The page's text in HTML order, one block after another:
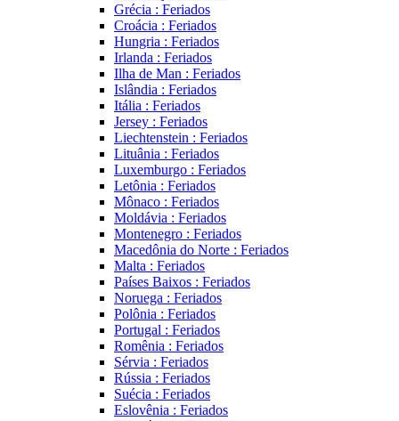
Grécia : Feriados
Croácia : Feriados
Hungria : Feriados
Irlanda : Feriados
Ilha de Man : Feriados
Islândia : Feriados
Itália : Feriados
Jersey : Feriados
Liechtenstein : Feriados
Lituânia : Feriados
Luxemburgo : Feriados
Letônia : Feriados
Mônaco : Feriados
Moldávia : Feriados
Montenegro : Feriados
Macedônia do Norte : Feriados
Malta : Feriados
Países Baixos : Feriados
Noruega : Feriados
Polônia : Feriados
Portugal : Feriados
Romênia : Feriados
Sérvia : Feriados
Rússia : Feriados
Suécia : Feriados
Eslovênia : Feriados